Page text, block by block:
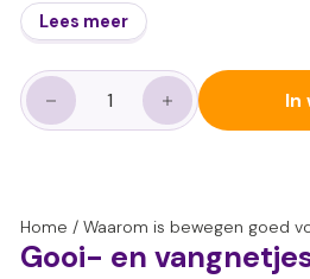
Lees meer
In
Home / Waarom is bewegen goed
Gooi- en